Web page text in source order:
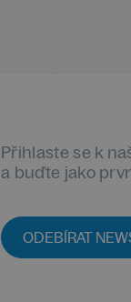
Přihlaste se k
a buďte jako
ODEBÍRAT